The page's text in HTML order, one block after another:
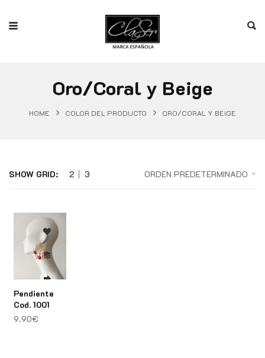
Oro/Coral y Beige
HOME COLOR DEL PRODUCTO ORO/CORAL Y BEIGE
SHOW GRID: 2 3 ORDEN PREDETERMINADO
Pendiente
Cod. 1001
9.90€